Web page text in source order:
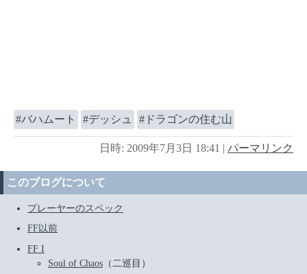
バハムート デッシュ ドラゴンの住む山
日時: 2009年7月3日 18:41 | パーマリンク
このブログについて
プレーヤーのスペック
FF以前
FF I
Soul of Chaos （二巡目）